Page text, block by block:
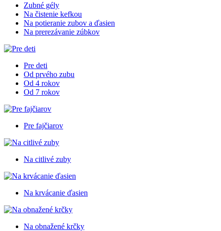
Zubné gély
Na čistenie kefkou
Na potieranie zubov a ďasien
Na prerezávanie zúbkov
Pre deti
Od prvého zubu
Od 4 rokov
Od 7 rokov
Pre fajčiarov
Na citlivé zuby
Na krvácanie ďasien
Na obnažené krčky